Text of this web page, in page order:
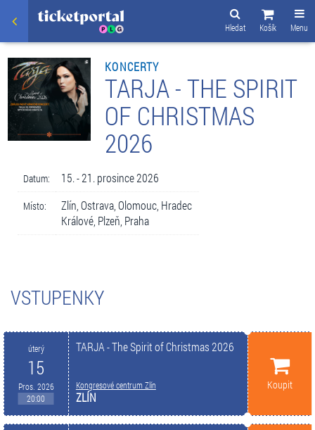
Menu
Košík
Hledat
KONCERTY
TARJA - THE SPIRIT
OF CHRISTMAS
2026
Datum: 15. - 21. prosince 2026
Místo:
Zlín, Ostrava, Olomouc, Hradec
Králové, Plzeň, Praha
VSTUPENKY
úterý
15
Pros. 2026
20:00
TARJA - The Spirit of Christmas 2026
Kongresové centrum Zlín
ZLÍN
Koupit